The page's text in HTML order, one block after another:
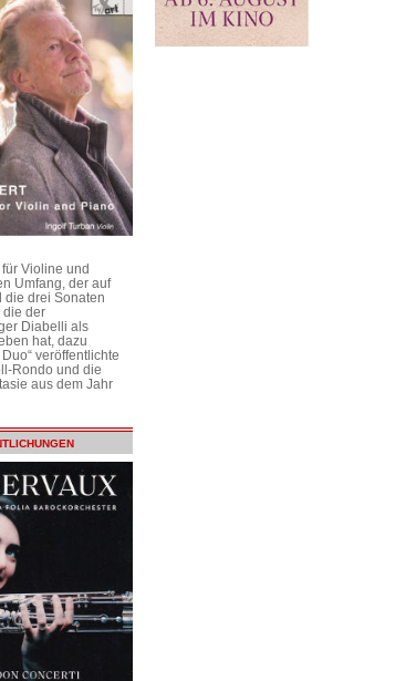
Violine und
Umfang, der auf
die drei Sonaten
die der
Diabelli als
hat, dazu
veröffentlichte
Rondo und die
aus dem Jahr